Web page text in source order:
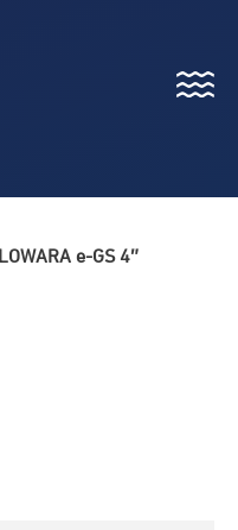
Menu
LOWARA e-GS 4″